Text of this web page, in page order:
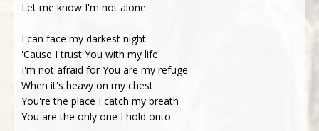
Let me know I'm not alone
I can face my darkest night
'Cause I trust You with my life
I'm not afraid for You are my refuge
When it's heavy on my chest
You're the place I catch my breath
You are the only one I hold onto